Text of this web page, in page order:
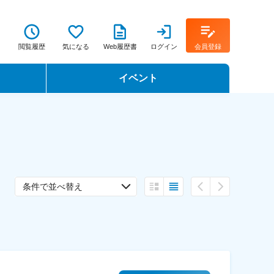
閲覧履歴 気になる Web履歴書 ログイン 会員登録
イベント
条件で並べ替え